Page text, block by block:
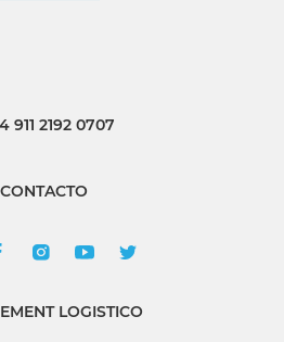
911 2192 0707
CONTACTO
LOGISTICO